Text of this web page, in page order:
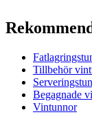
Alla våra
Stativ och ev
Mått (BxHxD cm)
Vikt (kg)95
Tillbehör
Begagnade
Vintunnor